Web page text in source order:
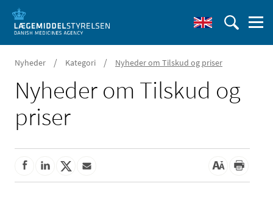
Nyheder / Kategori / Nyheder om Tilskud og priser
Nyheder om Tilskud og
priser